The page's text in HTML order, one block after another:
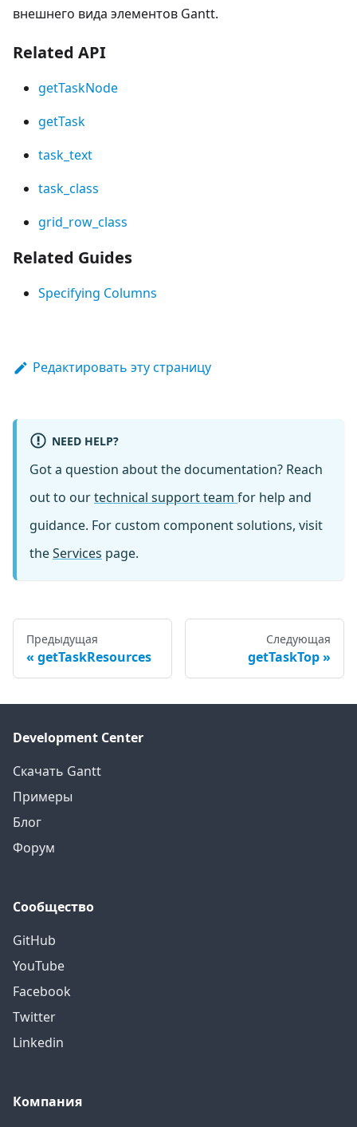
внешнего вида элементов Gantt.
Related API
getTaskNode
getTask
task_text
task_class
grid_row_class
Related Guides
Specifying Columns
Редактировать эту страницу
NEED HELP?
Got a question about the documentation? Reach
out to ourtechnical support team for help and
guidance. For custom component solutions, visit
theServices page.
Предыдущая
getTaskResources
Следующая
getTaskTop
Development Center
Скачать Gantt
Примеры
Блог
Форум
Сообщество
GitHub
YouTube
Facebook
Twitter
Linkedin
Компания